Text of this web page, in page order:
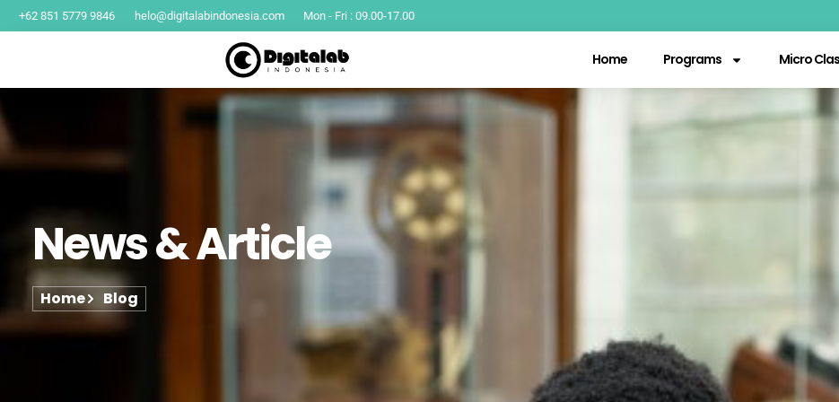
+62 851 5779 9846 helo@digitalabindonesia.com Mon - Fri : 09.00-17.00
Home Programs Micro
News & Article
Home Blog